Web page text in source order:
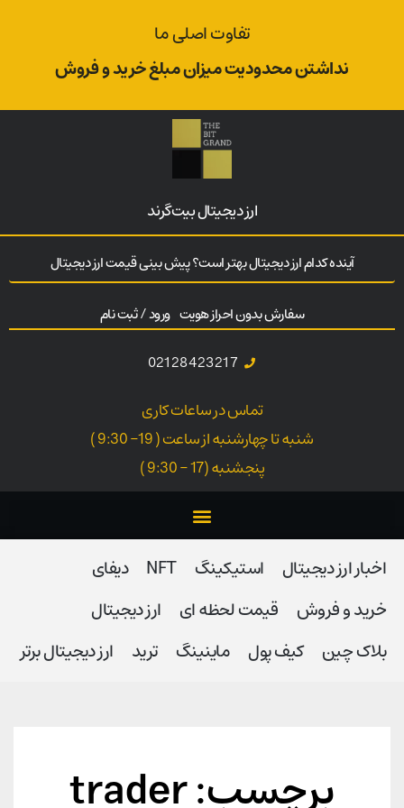
تفاوت اصلی ما
نداشتن محدودیت میزان مبلغ خرید و فروش
ارز‌ دیجیتال بیت‌گرند
آینده کدام ارز دیجیتال بهتر است؟ پیش بینی قیمت ارز دیجیتال
سفارش بدون احراز هویت ورود / ثبت نام
02128423217
تماس در ساعات کاری
شنبه تا چهارشنبه از ساعت ( 19- 9:30 )
پنجشنبه (17 - 9:30 )
اخبار ارز دیجیتال استیکینگ NFT
دیفای
خرید و فروش
قیمت لحظه ای
ارز دیجیتال
بلاک‌ چین
کیف پول ماینینگ ترید ارز دیجیتال برتر
برچسب: trader